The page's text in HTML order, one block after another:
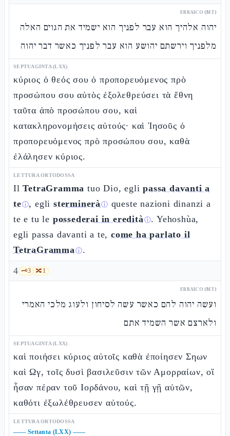
EBRAICO (MT)
יהוה אלהיך הוא עבר לפניך הוא ישמיד את הגוים האלה
מלפניך וירשתם יהושע הוא עבר לפניך כאשר דבר יהוה
SEPTUAGINTA (LXX)
κύριος ὁ θεός σου ὁ προπορευόμενος πρὸ
προσώπου σου αὐτὸς ἐξολεθρεύσει τὰ ἔθνη
ταῦτα ἀπὸ προσώπου σου, καὶ
κατακληρονομήσεις αὐτούς· καὶ Ἰησοῦς ὁ
προπορευόμενος πρὸ προσώπου σου, καθὰ
ἐλάλησεν κύριος.
LETTURA ORTODOSSA
IlTetraGramma tuo Dio, eglipassa davanti a
teⓘ, eglistermineràⓘ queste nazioni dinanzi a
te e tu le possederai in ereditàⓘ. Yehoshùa,
egli passa davanti a te,come ha parlato il
TetraGrammaⓘ.
4 🗝️3 🔀1
EBRAICO (MT)
ועשה יהוה להם כאשר עשה לסיחון ולעוג מלכי האמרי
ולארצם אשר השמיד אתם
SEPTUAGINTA (LXX)
καὶ ποιήσει κύριος αὐτοῖς καθὰ ἐποίησεν Σηων
καὶ Ωγ, τοῖς δυσὶ βασιλεῦσιν τῶν Αμορραίων, οἳ
ἦσαν πέραν τοῦ Ιορδάνου, καὶ τῇ γῇ αὐτῶν,
καθότι ἐξωλέθρευσεν αὐτούς.
LETTURA ORTODOSSA
—— Settanta (LXX) ——